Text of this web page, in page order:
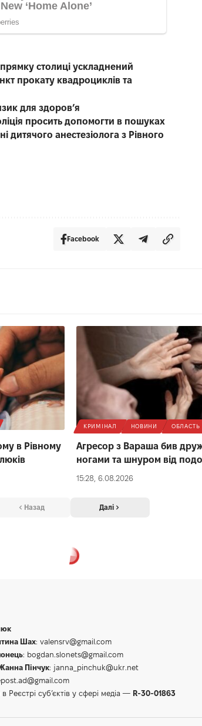
столиці ускладнений
прокату квадроциклів та
для здоров’я
просить допомогти в пошуках
дитячого анестезіолога з Рівного
Facebook
в Рівному
КРИМІНАЛ НОВИНИ ОБЛАСТЬ
Агресор з Вараша бив
ногами та шнуром від
15:28, 6.08.2026
Назад Далі
Шах: valensrv@gmail.com
: bogdan.slonets@gmail.com
Пінчук: janna_pinchuk@ukr.net
Реєстрі суб’єктів у сфері медіа — R-30-01863